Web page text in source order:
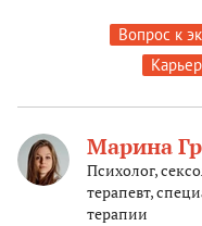
Вопрос к
Марина
Психолог,
терапевт,
терапии